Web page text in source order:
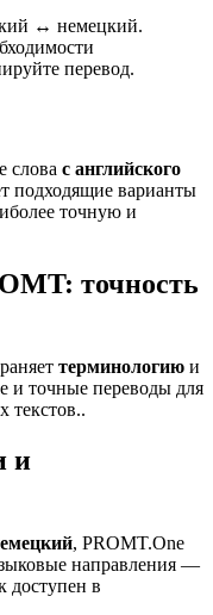
↔ немецкий.
перевод.
слова с английского
подходящие варианты
точную и
точность
терминологию и
и точные переводы для
текстов..
и
, PROMT.One
направления —
доступен в